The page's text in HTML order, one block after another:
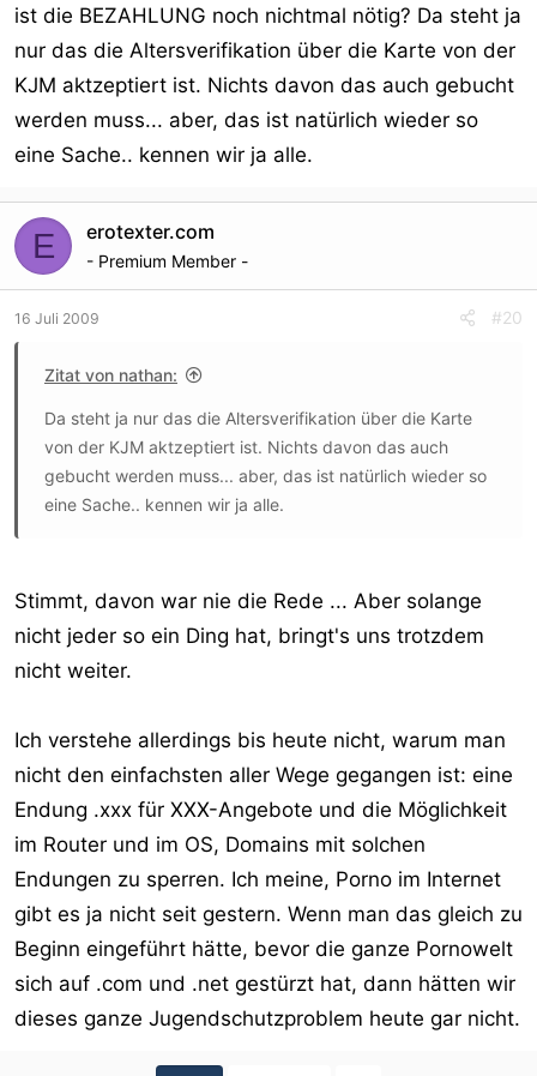
ist die BEZAHLUNG noch nichtmal nötig? Da steht ja
nur das die Altersverifikation über die Karte von der
KJM aktzeptiert ist. Nichts davon das auch gebucht
werden muss... aber, das ist natürlich wieder so
eine Sache.. kennen wir ja alle.
E erotexter.com
- Premium Member -
16 Juli 2009 #20
Zitat von nathan:
Da steht ja nur das die Altersverifikation über die Karte
von der KJM aktzeptiert ist. Nichts davon das auch
gebucht werden muss... aber, das ist natürlich wieder so
eine Sache.. kennen wir ja alle.
Stimmt, davon war nie die Rede ... Aber solange
nicht jeder so ein Ding hat, bringt's uns trotzdem
nicht weiter.
Ich verstehe allerdings bis heute nicht, warum man
nicht den einfachsten aller Wege gegangen ist: eine
Endung .xxx für XXX-Angebote und die Möglichkeit
im Router und im OS, Domains mit solchen
Endungen zu sperren. Ich meine, Porno im Internet
gibt es ja nicht seit gestern. Wenn man das gleich zu
Beginn eingeführt hätte, bevor die ganze Pornowelt
sich auf .com und .net gestürzt hat, dann hätten wir
dieses ganze Jugendschutzproblem heute gar nicht.